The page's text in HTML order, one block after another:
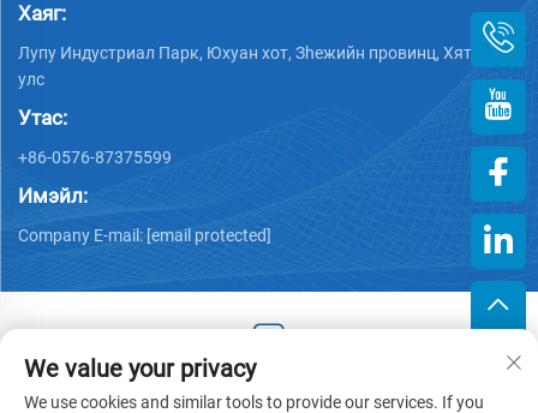
Хаяг:
Лупу Индустриал Парк, Юхуан хот, Зheжийн провинц, Хятад
улс
Утас:
+86-0576-87375599
Имэйл:
Company E-mail: [email protected]
Хууль тогтоогдсон эрх © 2025 Зэцзин Хэнгжийн Пластик
We value your privacy
We use cookies and similar tools to provide our services. If you